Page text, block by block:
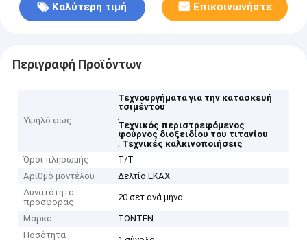
Καλύτερη τιμή Επικοινωνήστε
Περιγραφή Προϊόντων
Υψηλό φως
Τεχνουργήματα για την κατασκευή
τσιμέντου
,
Τεχνικός περιστρεφόμενος
φούρνος διοξειδίου του τιτανίου
, Τεχνικές καλκινοποιήσεις
Όροι πληρωμής
Τ/Τ
Αριθμό μοντέλου
Δελτίο ΕΚΑΧ
Δυνατότητα
προσφοράς
20 σετ ανά μήνα
Μάρκα
TONTEN
Ποσότητα